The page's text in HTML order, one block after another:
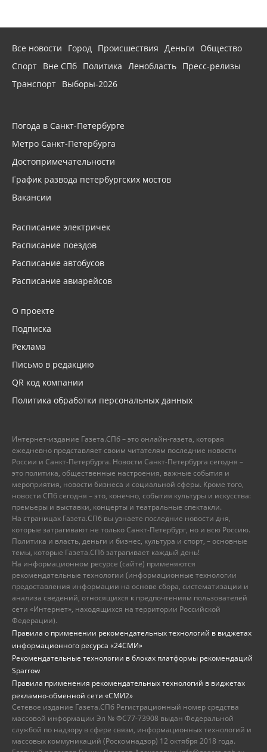
Все новости Город Происшествия Деньги
Общество
Спорт Вне СПб Политика Ленобласть Пресс-релизы
Транспорт Выборы-2026
Погода в Санкт-Петербурге
Метро Санкт-Петербурга
Достопримечательности
График развода петербургских мостов
Вакансии
Расписание электричек
Расписание поездов
Расписание автобусов
Расписание авиарейсов
О проекте
Подписка
Реклама
Письмо в редакцию
QR код компании
Политика обработки персональных данных
Интернет-издание Газета.СПб – это онлайн-газета, которая
ежедневно представляет своим читателям последние новости
России и Санкт-Петербурга. Новости Санкт-Петербурга сегодня –
это политика, общественные настроения, важные события и
мероприятия, новости бизнеса и социальной сферы. Кроме того,
новости СПб сегодня – это, конечно, события культуры и искусства:
премьеры и выставки, концерты и театральные спектакли.
На страницах Газета.СПб вы узнаете последние новости дня,
которые затрагивают не только Санкт-Петербург, но и всю Россию.
Политика и власть, деньги и бизнес, культура и спорт, – основные
темы, которые Газета.СПб затрагивает каждый день!
На информационном ресурсе (сайте) применяются
рекомендательные технологии (информационные технологии
предоставления информации на основе сбора, систематизации и
анализа сведений, относящихся к предпочтениям пользователей
сети «Интернет», находящихся на территории Российской
Федерации).
Правила о применении рекомендательных технологий в виджетах
информационного ресурса «24СМИ»
Рекомендательные технологии в блоках платформы рекомендаций
Sparrow
Правила применения рекомендательных технологий в виджетах
рекламно-обменной сети «СМИ2»
Сетевое издание Газета.СПб Регистрационный номер средства
массовой информации Эл № ФС77-73908 выдан Федеральной
службой по надзору в сфере связи, информационных технологий и
массовых коммуникаций (Роскомнадзор) 12 октября 2018 года.